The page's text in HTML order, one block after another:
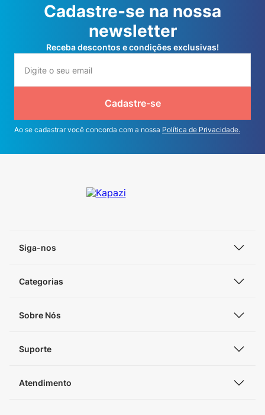
Cadastre-se na nossa
newsletter
Receba descontos e condições exclusivas!
Cadastre-se
Ao se cadastrar você concorda com a nossa Política de Privacidade.
Siga-nos
Categorias
Sobre Nós
Suporte
Atendimento